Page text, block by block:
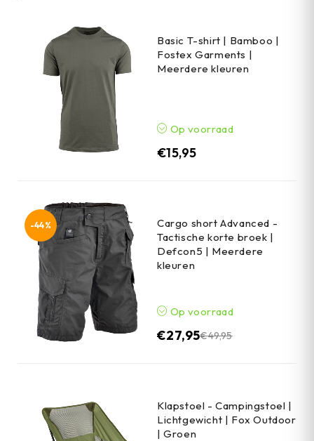
Basic T-shirt | Bamboo |
Fostex Garments |
Meerdere kleuren
Op voorraad
€15,95
-44%
Cargo short Advanced -
Tactische korte broek |
Defcon5 | Meerdere
kleuren
Op voorraad
€49,95
€27,95
Klapstoel - Campingstoel |
Lichtgewicht | Fox Outdoor
| Groen